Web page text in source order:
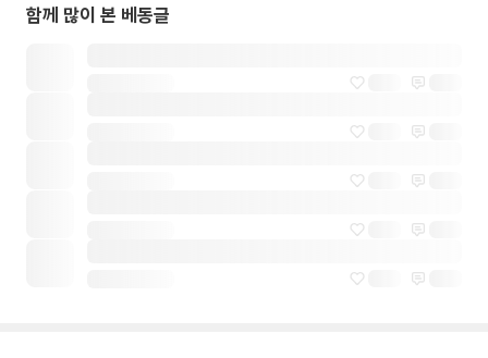
함께 많이 본 베동글